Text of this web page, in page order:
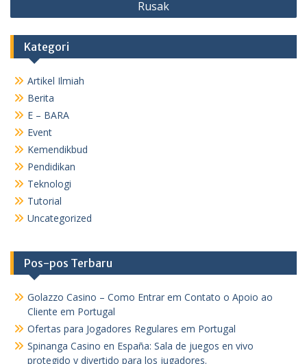
Rusak
Kategori
Artikel Ilmiah
Berita
E – BARA
Event
Kemendikbud
Pendidikan
Teknologi
Tutorial
Uncategorized
Pos-pos Terbaru
Golazzo Casino – Como Entrar em Contato o Apoio ao
Cliente em Portugal
Ofertas para Jogadores Regulares em Portugal
Spinanga Casino en España: Sala de juegos en vivo
protegido y divertido para los jugadores.